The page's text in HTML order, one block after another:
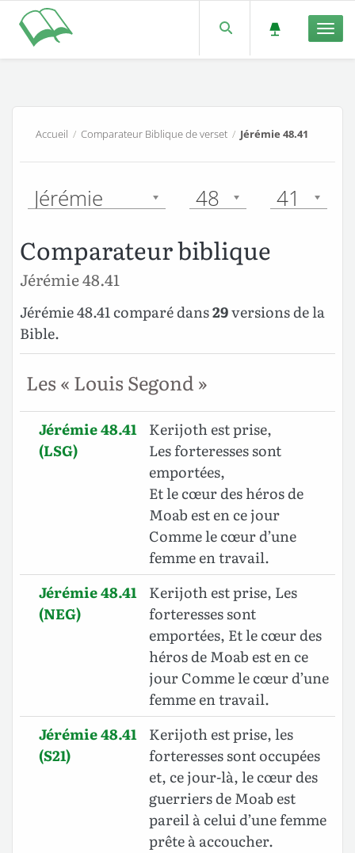
Accueil /Comparateur Biblique de verset / Jérémie 48.41
Jérémie 48 41
Comparateur biblique
Jérémie 48.41
Jérémie 48.41 comparé dans29versions de la
Bible.
Les « Louis Segond »
Jérémie 48.41
(LSG)
Kerijoth est prise,
Les forteresses sont
emportées,
Et le cœur des héros de
Moab est en ce jour
Comme le cœur d’une
femme en travail.
Jérémie 48.41
(NEG)
Kerijoth est prise, Les
forteresses sont
emportées, Et le cœur des
héros de Moab est en ce
jour Comme le cœur d’une
femme en travail.
Jérémie 48.41
(S21)
Kerijoth est prise, les
forteresses sont occupées
et, ce jour-là, le cœur des
guerriers de Moab est
pareil à celui d’une femme
prête à accoucher.